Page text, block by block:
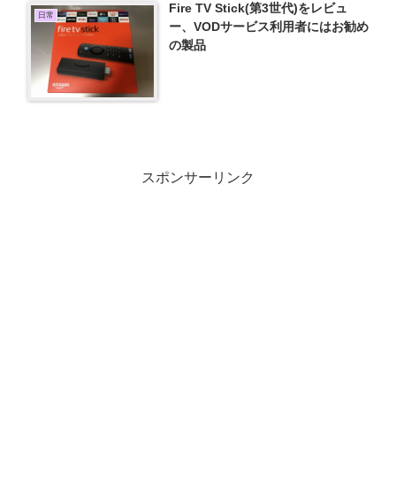
日常
Fire TV Stick(第3世代)をレビュ
ー、VODサービス利用者にはお勧め
の製品
スポンサーリンク